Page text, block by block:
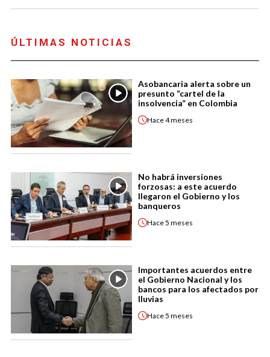
ÚLTIMAS NOTICIAS
Asobancaria alerta sobre un
presunto “cartel de la
insolvencia” en Colombia
Hace4 meses
No habrá inversiones
forzosas: a este acuerdo
llegaron el Gobierno y los
banqueros
Hace5 meses
Importantes acuerdos entre
el Gobierno Nacional y los
bancos para los afectados por
lluvias
Hace5 meses